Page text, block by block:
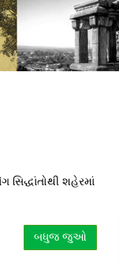
શહેરમાં
બધુજ જુઓ